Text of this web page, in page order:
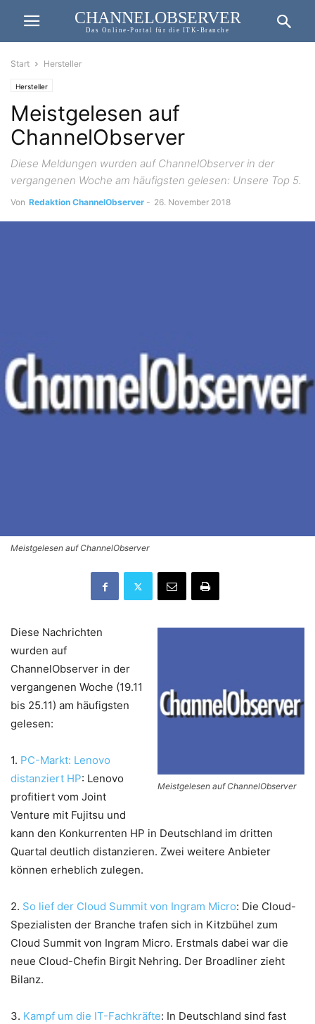
CHANNELOBSERVER
Das Online-Portal für die ITK-Branche
Start Hersteller
Hersteller
Meistgelesen auf
ChannelObserver
Diese Meldungen wurden auf ChannelObserver in der
vergangenen Woche am häufigsten gelesen: Unsere Top 5.
Von Redaktion ChannelObserver - 26. November 2018
Meistgelesen auf ChannelObserver
Meistgelesen auf ChannelObserver
Diese Nachrichten
wurden auf
ChannelObserver in der
vergangenen Woche (19.11
bis 25.11) am häufigsten
gelesen:
1. PC-Markt: Lenovo
distanziert HP: Lenovo
profitiert vom Joint
Venture mit Fujitsu und
kann den Konkurrenten HP in Deutschland im dritten
Quartal deutlich distanzieren. Zwei weitere Anbieter
können erheblich zulegen.
2. So lief der Cloud Summit von Ingram Micro: Die Cloud-
Spezialisten der Branche trafen sich in Kitzbühel zum
Cloud Summit von Ingram Micro. Erstmals dabei war die
neue Cloud-Chefin Birgit Nehring. Der Broadliner zieht
Bilanz.
3. Kampf um die IT-Fachkräfte: In Deutschland sind fast